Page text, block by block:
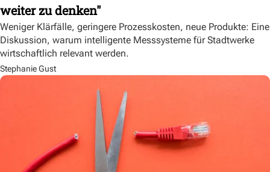
weiter zu denken"
Weniger Klärfälle, geringere Prozesskosten, neue Produkte: Eine
Diskussion, warum intelligente Messsysteme für Stadtwerke
wirtschaftlich relevant werden.
Stephanie Gust